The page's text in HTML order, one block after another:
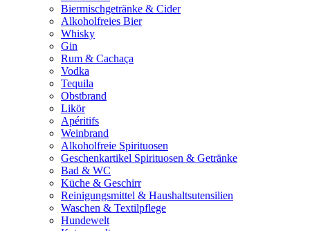
Biermischgetränke & Cider
Alkoholfreies Bier
Whisky
Gin
Rum & Cachaça
Vodka
Tequila
Obstbrand
Likör
Apéritifs
Weinbrand
Alkoholfreie Spirituosen
Geschenkartikel Spirituosen & Getränke
Bad & WC
Küche & Geschirr
Reinigungsmittel & Haushaltsutensilien
Waschen & Textilpflege
Hundewelt